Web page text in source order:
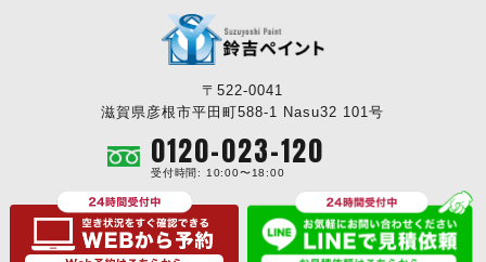
〒522-0041
滋賀県彦根市平田町588-1 Nasu32 101号
0120-023-120
受付時間: 10:00〜18:00